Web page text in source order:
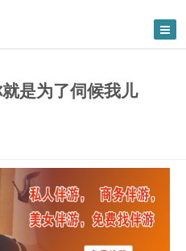
是为了伺候我儿